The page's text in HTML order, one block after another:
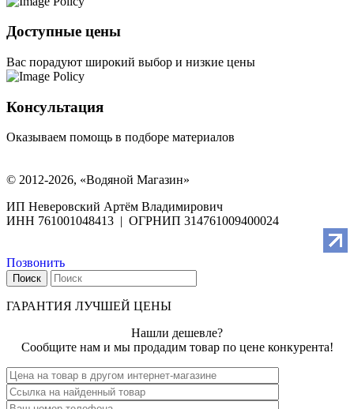
Доступные цены
Вас порадуют широкий выбор и низкие цены
Консультация
Оказываем помощь в подборе материалов
© 2012-2026, «Водяной Магазин»
ИП Неверовский Артём Владимирович
ИНН 761001048413 | ОГРНИП 314761009400024
Позвонить
Поиск
ГАРАНТИЯ ЛУЧШЕЙ ЦЕНЫ
Нашли дешевле?
Сообщите нам и мы продадим товар по цене конкурента!